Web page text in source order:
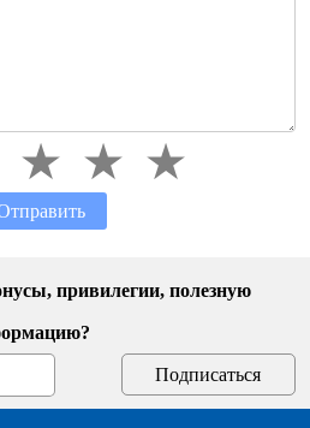
привилегии, полезную